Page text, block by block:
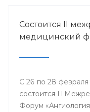
Состоится II
медицинский
С 26 по 28
состоится II
Форум